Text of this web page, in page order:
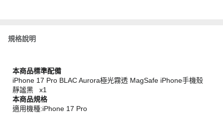
規格說明
本商品標準配備
iPhone 17 Pro BLAC Aurora極光霧透 MagSafe iPhone手機殼
靜謐黑 x1
本商品規格
適用機種:iPhone 17 Pro